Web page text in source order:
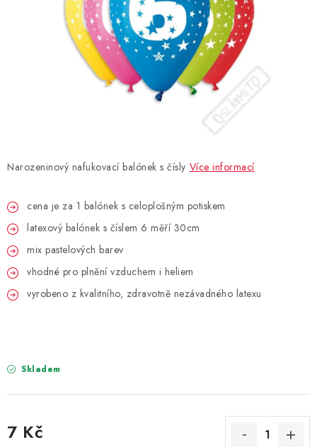
BLAHOPŘÁNÍ
BUBLIFUKY
DORTOVÉ SVÍČKY A OZDOBY
DÁRKY
HELIUM NA BALÓNKY
LAMPIONY
OSLAVA PODLE BAREV
STUHY A MAŠLE
Narozeninový nafukovací balónek s čísly Více informací
cena je za 1 balónek s celoplošným potiskem
latexový balónek s číslem 6 měří 30cm
mix pastelových barev
vhodné pro plnění vzduchem i heliem
vyrobeno z kvalitního, zdravotně nezávadného latexu
Skladem
7 Kč